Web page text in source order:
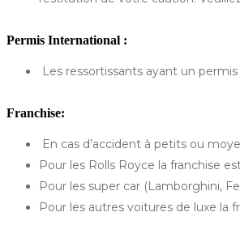
Permis International :
Les ressortissants ayant un
Franchise:
En cas d’accident à petits ou
Pour les Rolls Royce la franchise
Pour les super car (Lamborghini,
Pour les autres voitures de luxe la